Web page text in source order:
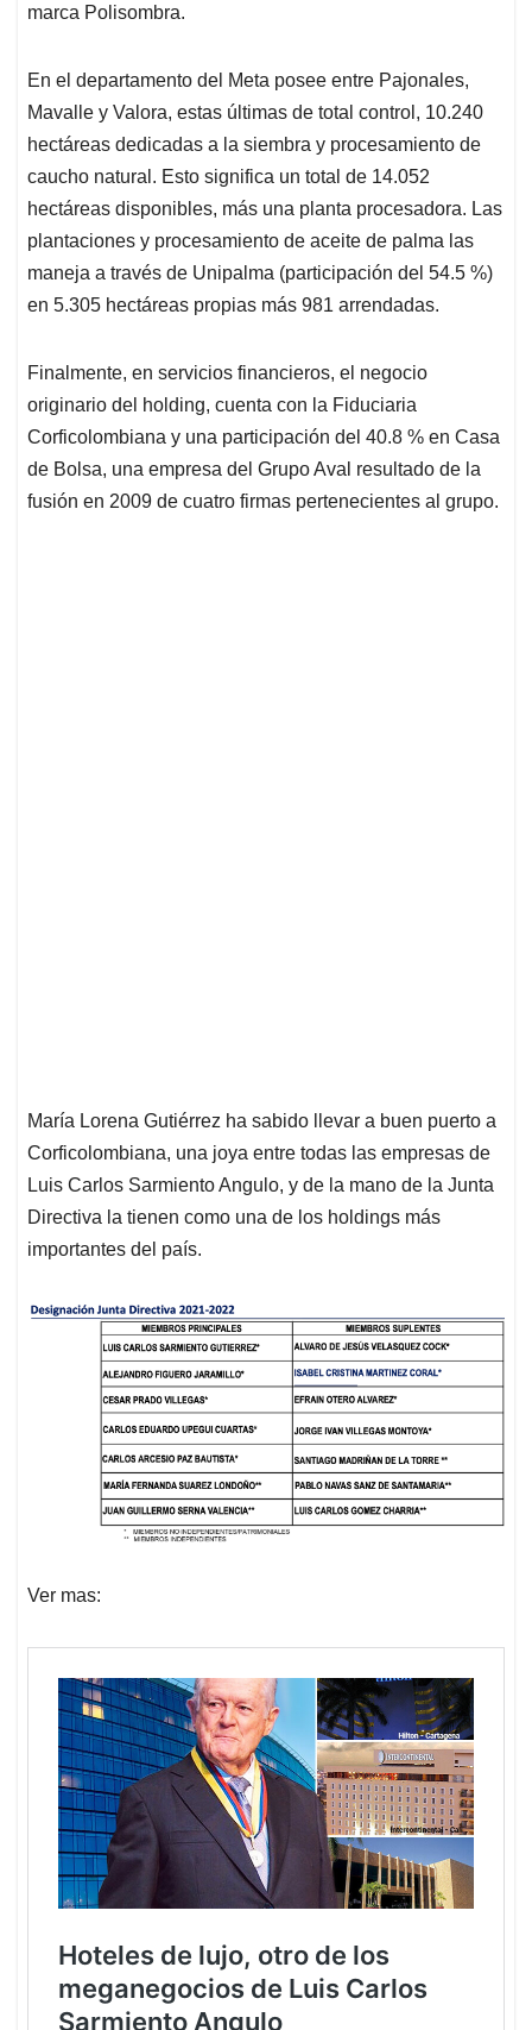
marca Polisombra.
En el departamento del Meta posee entre Pajonales,
Mavalle y Valora, estas últimas de total control, 10.240
hectáreas dedicadas a la siembra y procesamiento de
caucho natural. Esto significa un total de 14.052
hectáreas disponibles, más una planta procesadora. Las
plantaciones y procesamiento de aceite de palma las
maneja a través de Unipalma (participación del 54.5 %)
en 5.305 hectáreas propias más 981 arrendadas.
Finalmente, en servicios financieros, el negocio
originario del holding, cuenta con la Fiduciaria
Corficolombiana y una participación del 40.8 % en Casa
de Bolsa, una empresa del Grupo Aval resultado de la
fusión en 2009 de cuatro firmas pertenecientes al grupo.
María Lorena Gutiérrez ha sabido llevar a buen puerto a
Corficolombiana, una joya entre todas las empresas de
Luis Carlos Sarmiento Angulo, y de la mano de la Junta
Directiva la tienen como una de los holdings más
importantes del país.
Ver mas: